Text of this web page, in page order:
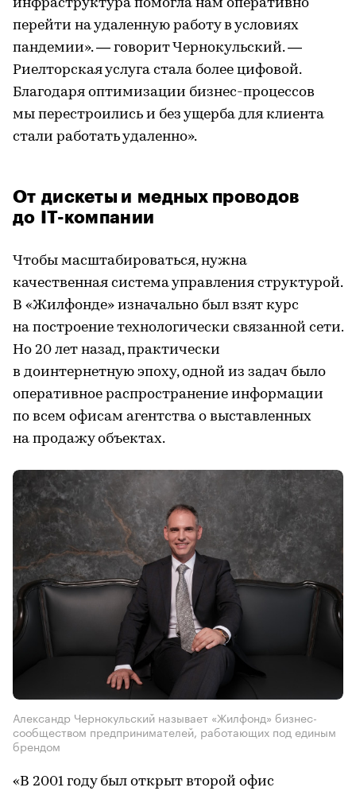
инфраструктура помогла нам оперативно
перейти на удаленную работу в условиях
пандемии». — говорит Чернокульский. —
Риелторская услуга стала более цифовой.
Благодаря оптимизации бизнес-процессов
мы перестроились и без ущерба для клиента
стали работать удаленно».
От дискеты и медных проводов
до IT-компании
Чтобы масштабироваться, нужна
качественная система управления структурой.
В «Жилфонде» изначально был взят курс
на построение технологически связанной сети.
Но 20 лет назад, практически
в доинтернетную эпоху, одной из задач было
оперативное распространение информации
по всем офисам агентства о выставленных
на продажу объектах.
Александр Чернокульский называет «Жилфонд» бизнес-
сообществом предпринимателей, работающих под единым
брендом
«В 2001 году был открыт второй офис